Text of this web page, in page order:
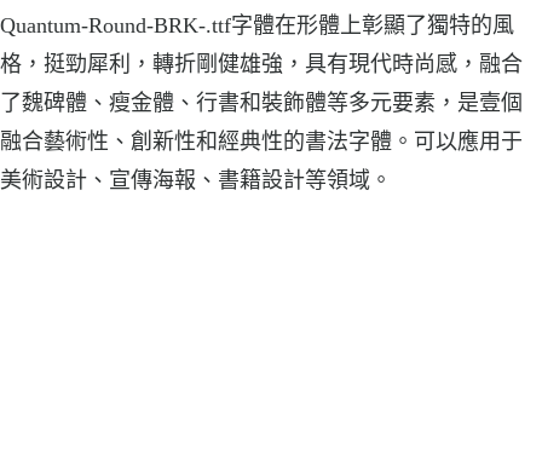
Quantum-Round-BRK-.ttf字體在形體上彰顯了獨特的風
格，挺勁犀利，轉折剛健雄強，具有現代時尚感，融合
了魏碑體、瘦金體、行書和裝飾體等多元要素，是壹個
融合藝術性、創新性和經典性的書法字體。可以應用于
美術設計、宣傳海報、書籍設計等領域。